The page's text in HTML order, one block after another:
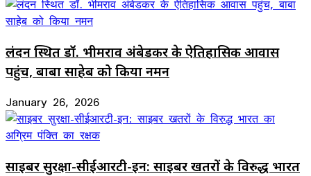
लंदन स्थित डॉ. भीमराव अंबेडकर के ऐतिहासिक आवास
पहुंच, बाबा साहेब को किया नमन
January 26, 2026
साइबर सुरक्षा-सीईआरटी-इन: साइबर खतरों के विरुद्ध भारत